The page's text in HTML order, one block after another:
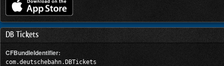
DB Tickets
CFBundleIdentifier:
com.deutschebahn.DBTickets